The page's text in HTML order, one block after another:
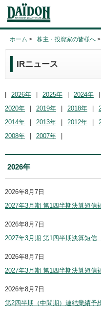
ホーム > 株主・投資家の皆様へ >
IRニュース
2026年 2025年 2024年
2020年
2019年 2018年
2014年
2013年 2012年
2008年
2007年
2026年
2026年8月7日
2027年3月期 第1四半期決算短信
2026年8月7日
2027年3月期 第1四半期決算短信
2026年8月7日
2027年3月期 第1四半期決算短信
2026年8月7日
第2四半期（中間期）連結業績予